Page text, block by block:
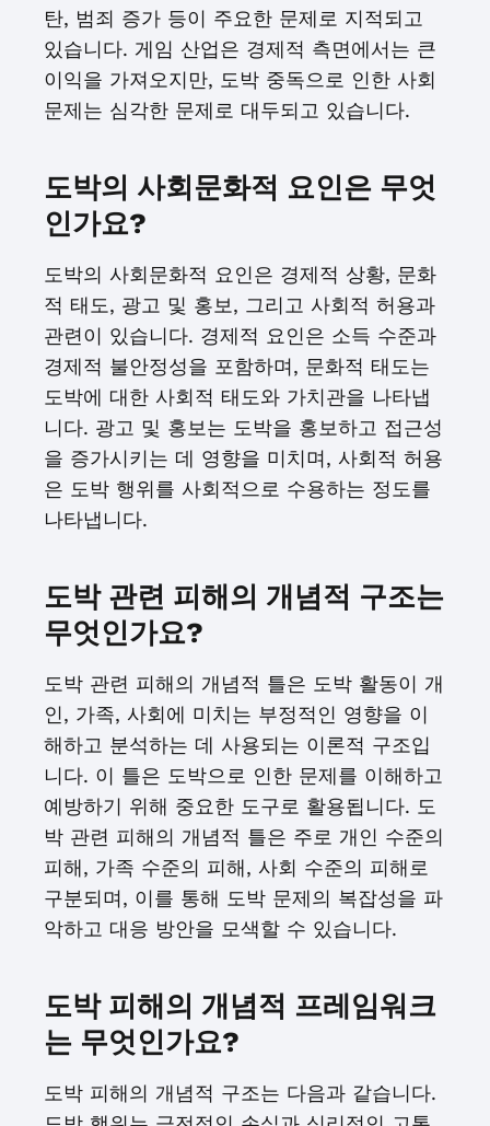
탄, 범죄 증가 등이 주요한 문제로 지적되고
있습니다. 게임 산업은 경제적 측면에서는 큰
이익을 가져오지만, 도박 중독으로 인한 사회
문제는 심각한 문제로 대두되고 있습니다.
도박의 사회문화적 요인은 무엇
인가요?
도박의 사회문화적 요인은 경제적 상황, 문화
적 태도, 광고 및 홍보, 그리고 사회적 허용과
관련이 있습니다. 경제적 요인은 소득 수준과
경제적 불안정성을 포함하며, 문화적 태도는
도박에 대한 사회적 태도와 가치관을 나타냅
니다. 광고 및 홍보는 도박을 홍보하고 접근성
을 증가시키는 데 영향을 미치며, 사회적 허용
은 도박 행위를 사회적으로 수용하는 정도를
나타냅니다.
도박 관련 피해의 개념적 구조는
무엇인가요?
도박 관련 피해의 개념적 틀은 도박 활동이 개
인, 가족, 사회에 미치는 부정적인 영향을 이
해하고 분석하는 데 사용되는 이론적 구조입
니다. 이 틀은 도박으로 인한 문제를 이해하고
예방하기 위해 중요한 도구로 활용됩니다. 도
박 관련 피해의 개념적 틀은 주로 개인 수준의
피해, 가족 수준의 피해, 사회 수준의 피해로
구분되며, 이를 통해 도박 문제의 복잡성을 파
악하고 대응 방안을 모색할 수 있습니다.
도박 피해의 개념적 프레임워크
는 무엇인가요?
도박 피해의 개념적 구조는 다음과 같습니다.